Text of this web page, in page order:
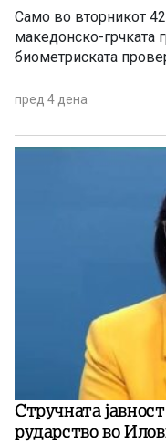
Само во вторникот
македонско-грчката
биометриската
пред 4 дена
Стручната
рударство во